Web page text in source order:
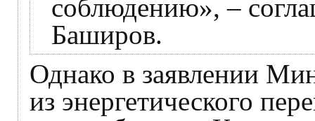
соблюдению», –
Баширов.
Однако в заявлении
из энергетического